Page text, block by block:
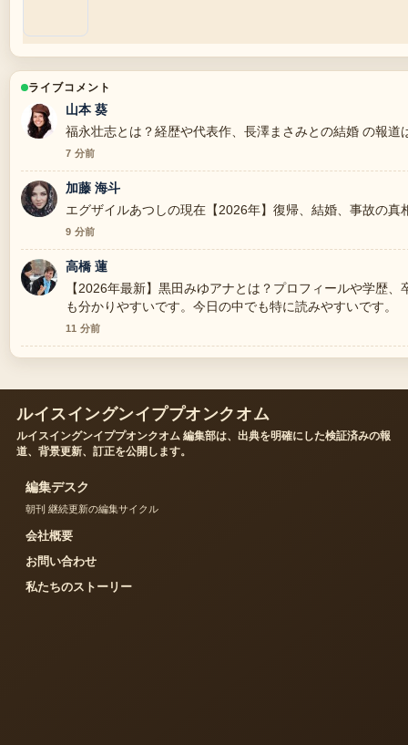
ライブコメント
山本 葵
福永壮志とは？経歴や代表作、長澤まさみとの結婚 の報道
7 分前
加藤 海斗
エグザイルあつしの現在【2026年】復帰、結婚、事故の
9 分前
高橋 蓮
【2026年最新】黒田みゆアナとは？プロフィールや学歴
も分かりやすいです。今日の中でも特に読みやすいです。
11 分前
ルイスイングンイププオンクオム
ルイスイングンイププオンクオム 編集部は、出典を明確にした検証済みの報
道、背景更新、訂正を公開します。
編集デスク
朝刊 継続更新の編集サイクル
会社概要
お問い合わせ
私たちのストーリー